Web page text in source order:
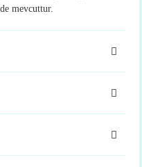
mevcuttur.